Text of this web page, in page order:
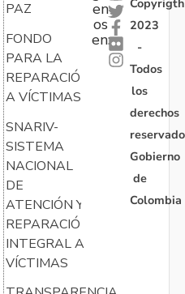
PAZ
FONDO
PARA LA
REPARACIÓN
A VÍCTIMAS
SNARIV-
SISTEMA
NACIONAL
DE
ATENCIÓN Y
REPARACIÓN
INTEGRAL A
VÍCTIMAS
en
os
en:
2023
-
Todos
los
derechos
Gobierno
de
Colombia